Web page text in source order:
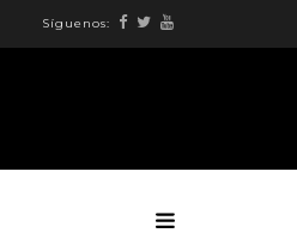
Síguenos: